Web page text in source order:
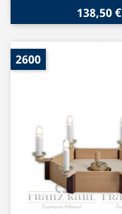
138,50 €
2600